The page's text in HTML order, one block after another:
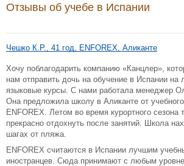
Отзывы об учебе в Испании
Чешко К.Р., 41 год, ENFOREX, Аликанте
Хочу поблагодарить компанию «Канцлер»,
нам отправить дочь на обучение в Испании на
языковые курсы. С нами работала менеджер
Она предложила школу в Аликанте от
ENFOREX. Летом во время курортного сезона
прекрасно отдохнуть после занятий. Школа
шагах от пляжа.
ENFOREX считаются в Испании лучшим
иностранцев. Сюда принимают с любым